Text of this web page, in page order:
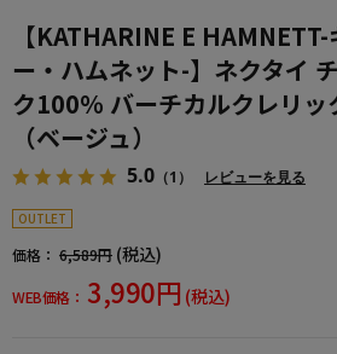
【KATHARINE E
ー・ハムネット-】ネクタイ
ク100％ バーチカルクレリッ
（ベージュ）
5.0 （1） レビューを見る
OUTLET
価格： 6,589円 (税込)
WEB価格： 3,990円 (税込)